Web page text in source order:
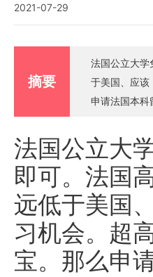
2021-07-29
摘要
法国公立大
于美国、应该
申请法国本科
法国公立大
即可。法国
远低于美国
习机会。超
宝。那么申